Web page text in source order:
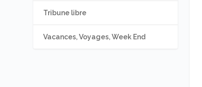
Tribune libre
Vacances, Voyages, Week End